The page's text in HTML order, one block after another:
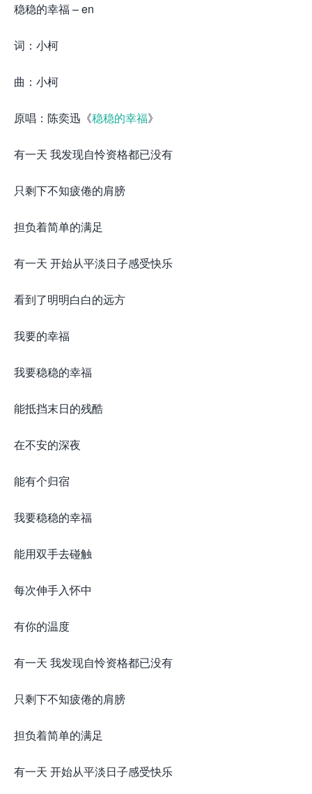
稳稳的幸福 – en
词：小柯
曲：小柯
原唱：陈奕迅《稳稳的幸福》
有一天 我发现自怜资格都已没有
只剩下不知疲倦的肩膀
担负着简单的满足
有一天 开始从平淡日子感受快乐
看到了明明白白的远方
我要的幸福
我要稳稳的幸福
能抵挡末日的残酷
在不安的深夜
能有个归宿
我要稳稳的幸福
能用双手去碰触
每次伸手入怀中
有你的温度
有一天 我发现自怜资格都已没有
只剩下不知疲倦的肩膀
担负着简单的满足
有一天 开始从平淡日子感受快乐